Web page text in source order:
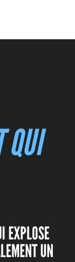
QUI
EXPLOSE
UN